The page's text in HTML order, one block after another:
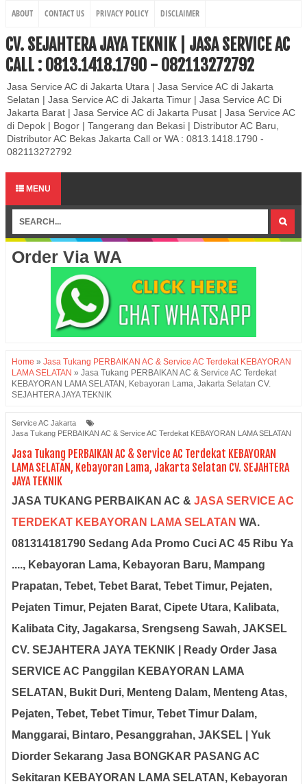
ABOUT CONTACT US PRIVACY POLICY DISCLAIMER
CV. SEJAHTERA JAYA TEKNIK | JASA SERVICE AC
CALL : 0813.1418.1790 - 082113272792
Jasa Service AC di Jakarta Utara | Jasa Service AC di Jakarta
Selatan | Jasa Service AC di Jakarta Timur | Jasa Service AC Di
Jakarta Barat | Jasa Service AC di Jakarta Pusat | Jasa Service AC
di Depok | Bogor | Tangerang dan Bekasi | Distributor AC Baru,
Distributor AC Bekas Jakarta Call or WA : 0813.1418.1790 -
082113272792
MENU
Order Via WA
Home » Jasa Tukang PERBAIKAN AC & Service AC Terdekat KEBAYORAN
LAMA SELATAN » Jasa Tukang PERBAIKAN AC & Service AC Terdekat
KEBAYORAN LAMA SELATAN, Kebayoran Lama, Jakarta Selatan CV.
SEJAHTERA JAYA TEKNIK
Service AC Jakarta
Jasa Tukang PERBAIKAN AC & Service AC Terdekat KEBAYORAN LAMA SELATAN
Jasa Tukang PERBAIKAN AC & Service AC Terdekat KEBAYORAN
LAMA SELATAN, Kebayoran Lama, Jakarta Selatan CV. SEJAHTERA
JAYA TEKNIK
JASA TUKANG PERBAIKAN AC & JASA SERVICE AC
TERDEKAT KEBAYORAN LAMA SELATAN WA.
081314181790 Sedang Ada Promo Cuci AC 45 Ribu Ya
...., Kebayoran Lama, Kebayoran Baru, Mampang
Prapatan, Tebet, Tebet Barat, Tebet Timur, Pejaten,
Pejaten Timur, Pejaten Barat, Cipete Utara, Kalibata,
Kalibata City, Jagakarsa, Srengseng Sawah, JAKSEL
CV. SEJAHTERA JAYA TEKNIK | Ready Order Jasa
SERVICE AC Panggilan KEBAYORAN LAMA
SELATAN, Bukit Duri, Menteng Dalam, Menteng Atas,
Pejaten, Tebet, Tebet Timur, Tebet Timur Dalam,
Manggarai, Bintaro, Pesanggrahan, JAKSEL
| Yuk
Diorder Sekarang Jasa BONGKAR PASANG AC
Sekitaran KEBAYORAN LAMA SELATAN, Kebayoran